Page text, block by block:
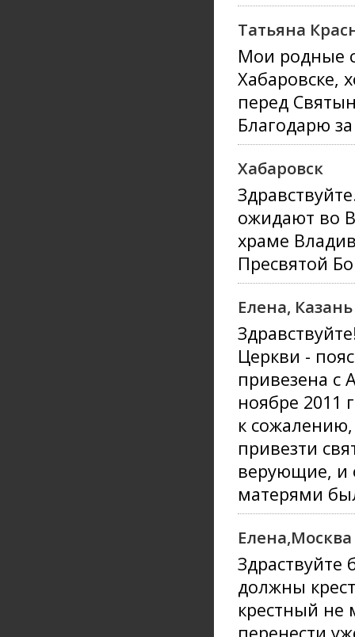
Татьяна
Мои родные
Хабаровске,
перед
Благодарю
Хабаровск
ожидают во
храме
Пресвятой
Елена, Казань
Церкви -
привезена с
ноябре 2011
к
привезти
верующие, и
матерями
Елена,Москва
должны
крестный не